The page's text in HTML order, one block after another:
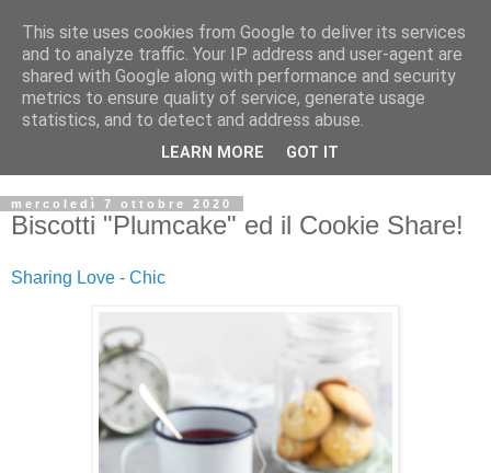
mercoledì 7 ottobre 2020
Biscotti "Plumcake" ed il Cookie Share!
Sharing Love - Chic
This site uses cookies from Google to deliver its services
and to analyze traffic. Your IP address and user-agent are
shared with Google along with performance and security
metrics to ensure quality of service, generate usage
statistics, and to detect and address abuse.
LEARN MORE GOT IT